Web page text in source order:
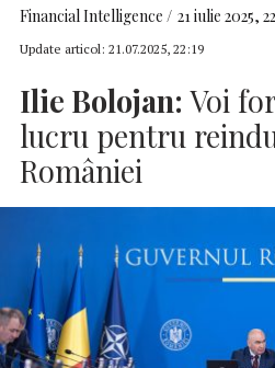
Financial Intelligence 21 iulie 2025,
Update articol: 21.07.2025, 22:19
Ilie Bolojan: Voi
lucru pentru
României